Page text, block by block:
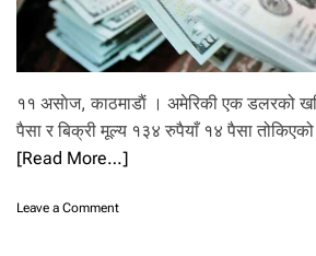
जे
स
म्म
षे
धा
११ असाेज, काठमाडाैं । अमेरिकी एक डलरको
पैसा र बिक्री मूल्य १३४ रुपैयाँ १४ पैसा
[Read More…]
Leave a Commento